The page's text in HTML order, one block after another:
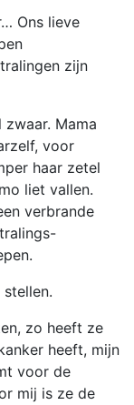
Ons lieve
zijn
Mama
voor
haar zetel
liet vallen.
verbrande
zo heeft ze
heeft, mijn
voor de
mij is ze de